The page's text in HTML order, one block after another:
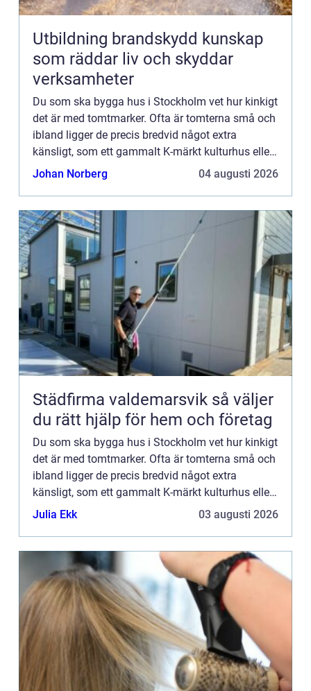
Utbildning brandskydd kunskap
som räddar liv och skyddar
verksamheter
Du som ska bygga hus i Stockholm vet hur kinkigt
det är med tomtmarker. Ofta är tomterna små och
ibland ligger de precis bredvid något extra
känsligt, som ett gammalt K-märkt kulturhus eller
liknande. Då gäl...
Johan Norberg 04 augusti 2026
Städfirma valdemarsvik så väljer
du rätt hjälp för hem och företag
Du som ska bygga hus i Stockholm vet hur kinkigt
det är med tomtmarker. Ofta är tomterna små och
ibland ligger de precis bredvid något extra
känsligt, som ett gammalt K-märkt kulturhus eller
liknande. Då gäl...
Julia Ekk 03 augusti 2026